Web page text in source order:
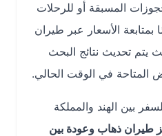
المسبقة أو للرحلات
الأسعار عبر طيران
نتائج البحث
في الوقت الحالي.
الهند والمملكة
ذهاب وعودة بين